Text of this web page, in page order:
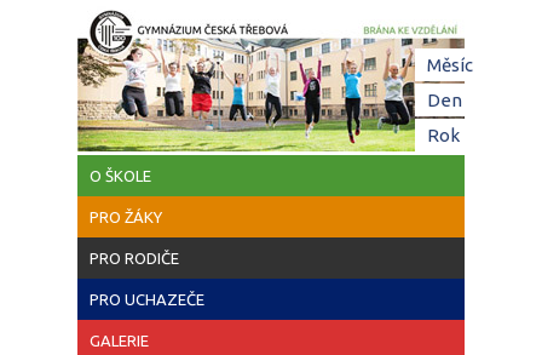
Přejít k hlavnímu obsahu
O ŠKOLE
PRO ŽÁKY
PRO RODIČE
PRO UCHAZEČE
GALERIE
Měsíc
Den(aktivní
Rok